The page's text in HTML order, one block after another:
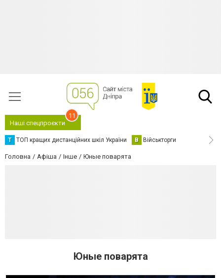
Наші спецпроєкти
11
Т ТОП кращих дистанційних шкіл України В Військторги
Головна Афіша Інше Юные поварята
Юные поварята